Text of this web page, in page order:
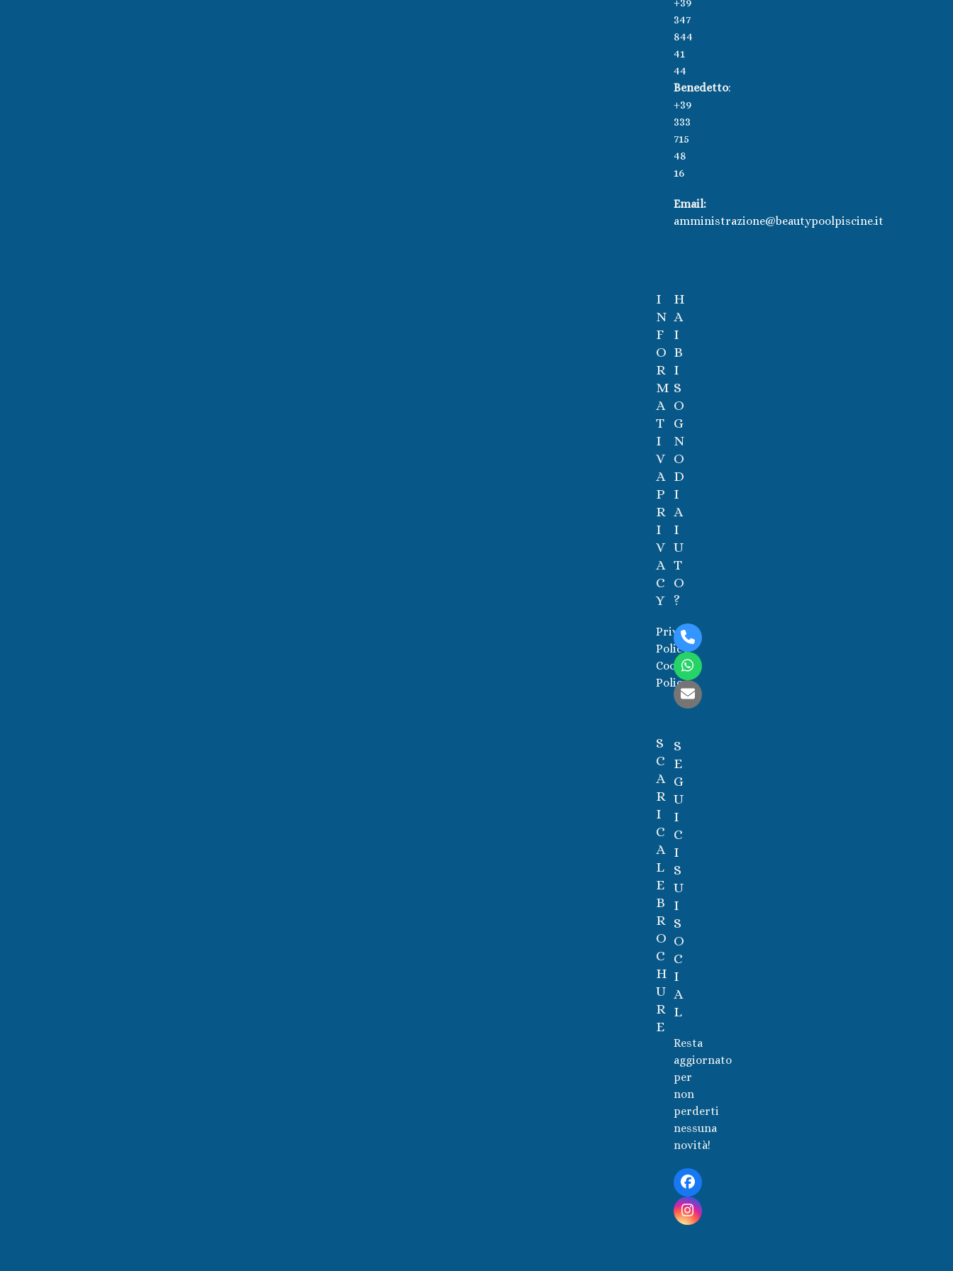
347
844
41
44
Benedetto:
+39
333
715
48
16
Email:
amministrazione@beautypoolpiscine.it
I
N
F
O
R
M
A
T
I
V
A
P
R
I
V
A
C
Y
Privacy
Policy
Cookie
Policy
S
C
A
R
I
C
A
L
E
B
R
O
C
H
U
R
E
H
A
I
B
I
S
O
G
N
O
D
I
A
I
U
T
O
?
Telefono
Whatsapp
Email
S
E
G
U
I
C
I
S
U
I
S
O
C
I
A
L
Resta
aggiornato
per
non
perderti
nessuna
novità!
Facebook
Instagram